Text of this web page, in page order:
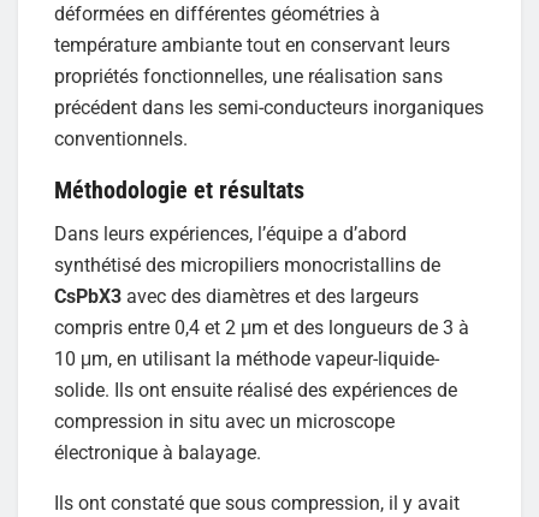
déformées en différentes géométries à
température ambiante tout en conservant leurs
propriétés fonctionnelles, une réalisation sans
précédent dans les semi-conducteurs inorganiques
conventionnels.
Méthodologie et résultats
Dans leurs expériences, l’équipe a d’abord
synthétisé des micropiliers monocristallins de
CsPbX3 avec des diamètres et des largeurs
compris entre 0,4 et 2 μm et des longueurs de 3 à
10 μm, en utilisant la méthode vapeur-liquide-
solide. Ils ont ensuite réalisé des expériences de
compression in situ avec un microscope
électronique à balayage.
Ils ont constaté que sous compression, il y avait